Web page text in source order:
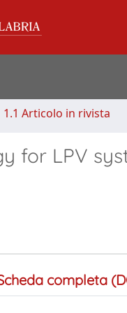
1.1 Articolo in rivista
for LPV
completa